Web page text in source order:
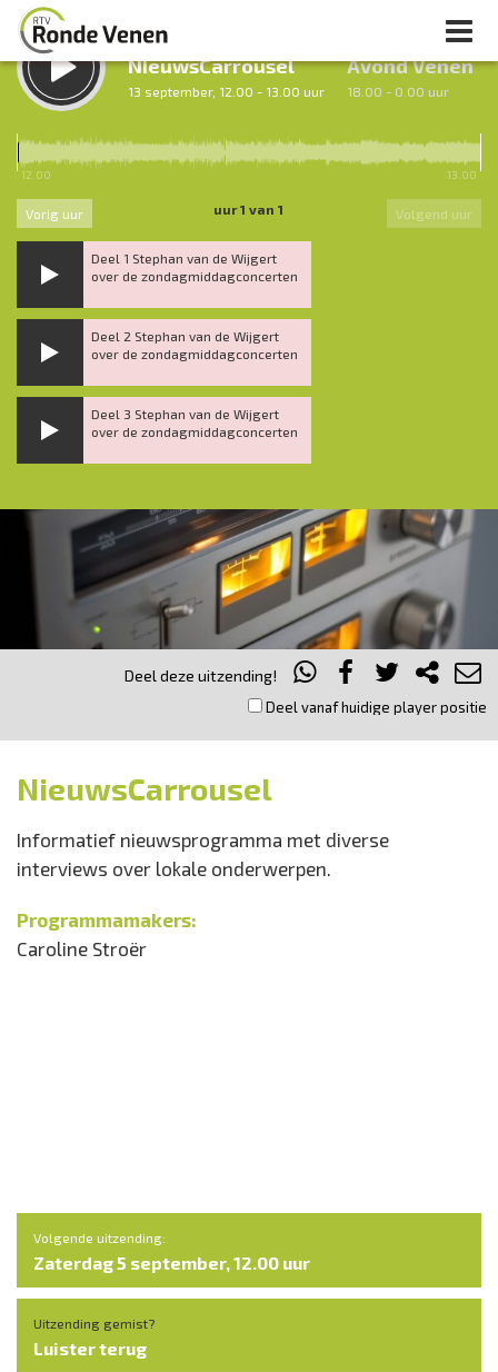
LUISTER TERUG:
NieuwsCarrousel
13 september, 12.00 - 13.00 uur
Avond Venen
18.00 - 0.00 uur
12.00 13.00
Vorig uur uur 1 van 1 Volgend uur
Deel 1 Stephan van de Wijgert
over de zondagmiddagconcerten
Deel 2 Stephan van de Wijgert
over de zondagmiddagconcerten
Deel 3 Stephan van de Wijgert
over de zondagmiddagconcerten
Deel deze uitzending!
Deel vanaf huidige player positie
NieuwsCarrousel
Informatief nieuwsprogramma met diverse
interviews over lokale onderwerpen.
Programmamakers:
Caroline Stroër
Volgende uitzending:
Zaterdag 5 september, 12.00 uur
Uitzending gemist?
Luister terug